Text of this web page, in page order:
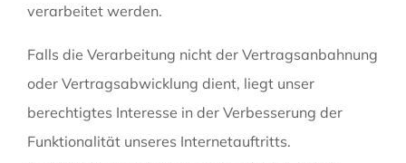
verarbeitet werden.
Falls die Verarbeitung nicht der Vertragsanbahnung
oder Vertragsabwicklung dient, liegt unser
berechtigtes Interesse in der Verbesserung der
Funktionalität unseres Internetauftritts.